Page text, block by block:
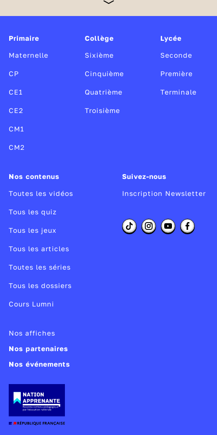
unique, gratuite et sans publicité est soutenue par le
Canopé, le CLEMI, ainsi que par le ministère de la
Primaire
Maternelle
CP
CE1
CE2
CM1
CM2
Collège
Sixième
Cinquième
Quatrième
Troisième
Lycée
Seconde
Première
Terminale
Nos contenus
Toutes les vidéos
Tous les quiz
Tous les jeux
Tous les articles
Toutes les séries
Tous les dossiers
Cours Lumni
Suivez-nous
Inscription Newsletter
Nos affiches
Nos partenaires
Nos événements